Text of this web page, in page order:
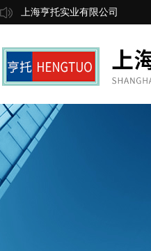
上海亨托实业有限公司